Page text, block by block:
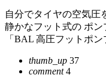
自分でタイヤの空気圧
静かなフット式の ポ
「BAL 高圧フットポ
thumb_up 37
comment4